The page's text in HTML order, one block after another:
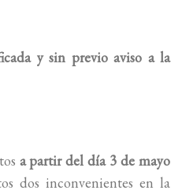
y sin previo aviso a la
a partir del día 3 de mayo
dos inconvenientes en la